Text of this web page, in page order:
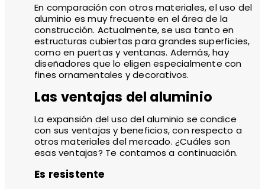
En comparación con otros materiales, el uso del
aluminio es muy frecuente en el área de la
construcción. Actualmente, se usa tanto en
estructuras cubiertas para grandes superficies,
como en puertas y ventanas. Además, hay
diseñadores que lo eligen especialmente con
fines ornamentales y decorativos.
Las ventajas del aluminio
La expansión del uso del aluminio se condice
con sus ventajas y beneficios, con respecto a
otros materiales del mercado. ¿Cuáles son
esas ventajas? Te contamos a continuación.
Es resistente